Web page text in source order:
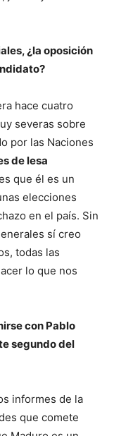
¿la oposición
hace cuatro
severas sobre
por las Naciones
de lesa
que él es un
elecciones
en el país. Sin
sí creo
todas las
lo que nos
con Pablo
segundo del
informes de la
que comete